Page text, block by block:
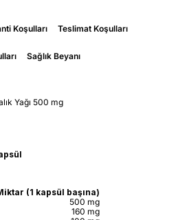
Koşulları Teslimat Koşulları
Sağlık Beyanı
Yağı 500 mg
(1 kapsül başına)
500 mg
160 mg